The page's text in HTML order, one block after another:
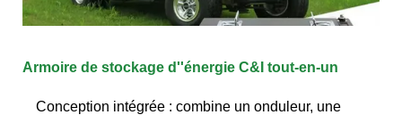
Armoire de stockage d''énergie C&I tout-en-un
Conception intégrée : combine un onduleur, une